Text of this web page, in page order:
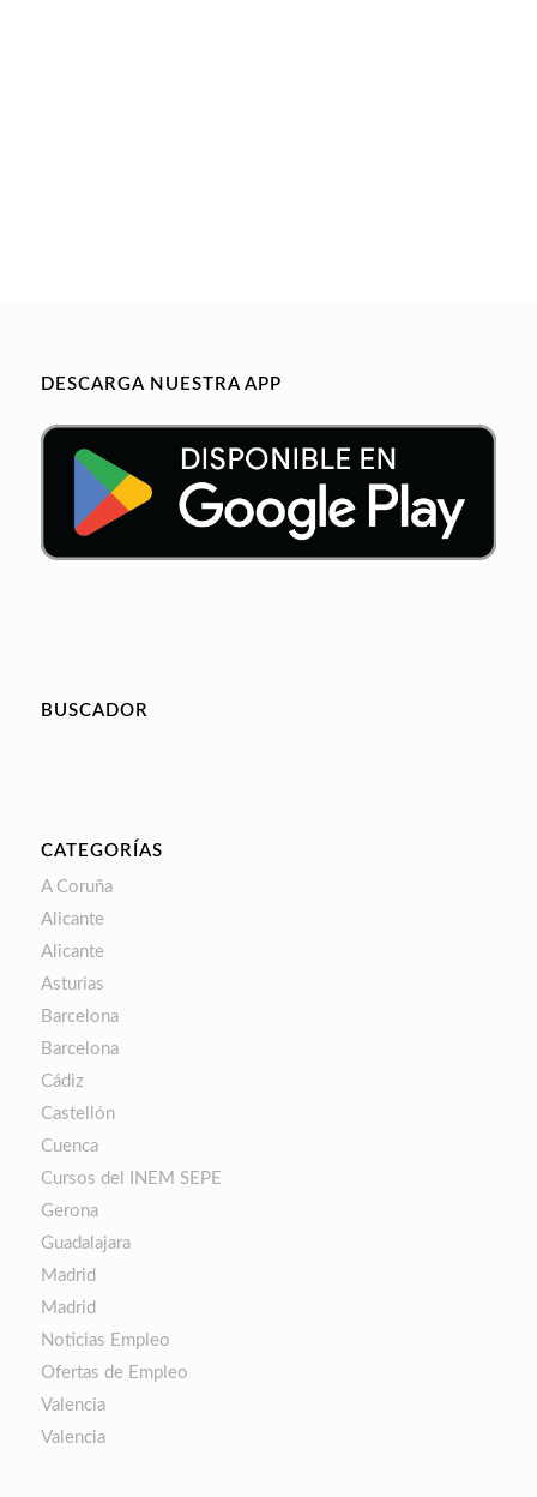
DESCARGA NUESTRA APP
BUSCADOR
CATEGORÍAS
A Coruña
Alicante
Alicante
Asturias
Barcelona
Barcelona
Cádiz
Castellón
Cuenca
Cursos del INEM SEPE
Gerona
Guadalajara
Madrid
Madrid
Noticias Empleo
Ofertas de Empleo
Valencia
Valencia